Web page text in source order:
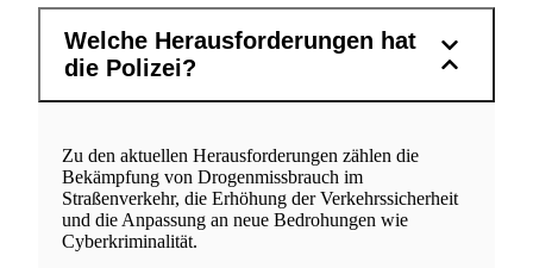
Welche Herausforderungen hat
die Polizei?
Zu den aktuellen Herausforderungen zählen die
Bekämpfung von Drogenmissbrauch im
Straßenverkehr, die Erhöhung der Verkehrssicherheit
und die Anpassung an neue Bedrohungen wie
Cyberkriminalität.